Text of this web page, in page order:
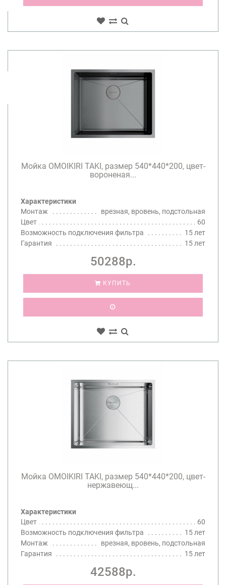
Мойка OMOIKIRI TAKI, размер 540*440*200, цвет-
вороненая...
Характеристики
Монтаж
врезная, вровень, подстольная
Цвет
60
Возможность подключения фильтра
15 лет
Гарантия
15 лет
50288р.
КУПИТЬ
Мойка OMOIKIRI TAKI, размер 540*440*200, цвет-
нержавеющ...
Характеристики
Цвет
60
Возможность подключения фильтра
15 лет
Монтаж
врезная, вровень, подстольная
Гарантия
15 лет
42588р.